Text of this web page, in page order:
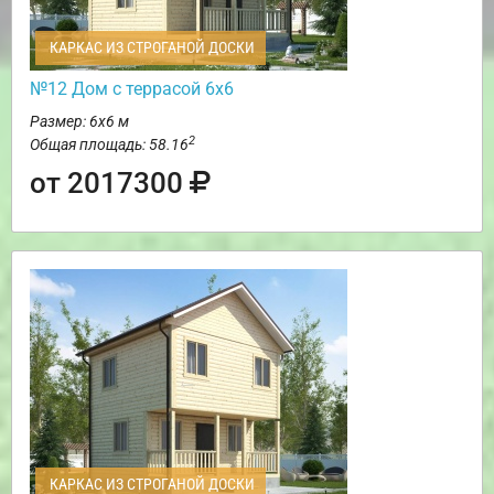
КАРКАС ИЗ СТРОГАНОЙ ДОСКИ
№12 Дом с террасой 6х6
Размер: 6х6 м
Общая площадь: 58.162
от 2017300
КАРКАС ИЗ СТРОГАНОЙ ДОСКИ